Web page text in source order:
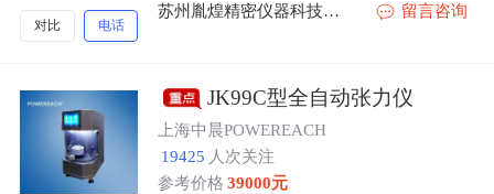
对比 电话
苏州胤煌精密仪器科技有限公司-伞棚灯、不溶性微粒
留言咨询
JK99C型全自动张力仪
上海中晨POWEREACH
19425 人次关注
参考价格 39000元